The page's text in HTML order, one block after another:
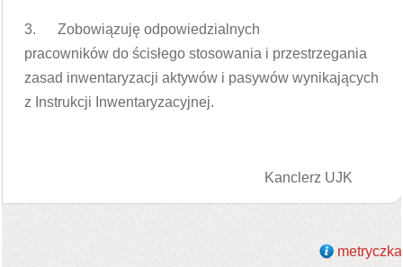
3. Zobowiązuję odpowiedzialnych
pracowników do ścisłego stosowania i przestrzegania
zasad inwentaryzacji aktywów i pasywów wynikających
z Instrukcji Inwentaryzacyjnej.
Kanclerz UJK
metryczka